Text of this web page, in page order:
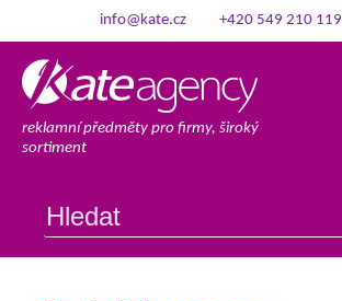
info@kate.cz +420 549 210 119
reklamní předměty pro firmy, široký
sortiment